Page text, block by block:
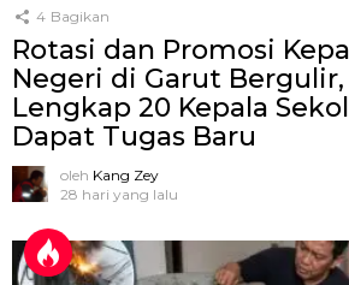
4 Bagikan
Rotasi dan Promosi
Negeri di Garut
Lengkap 20 Kepala
Dapat Tugas Baru
oleh Kang Zey
28 hari yang lalu